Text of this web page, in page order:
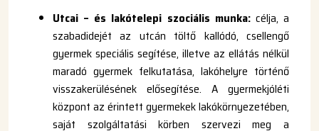
Utcai – és lakótelepi szociális munka:célja, a
szabadidejét az utcán töltő kallódó, csellengő
gyermek speciális segítése, illetve az ellátás nélkül
maradó gyermek felkutatása, lakóhelyre történő
visszakerülésének elősegítése. A gyermekjóléti
központ az érintett gyermekek lakókörnyezetében,
saját szolgáltatási körben szervezi meg a